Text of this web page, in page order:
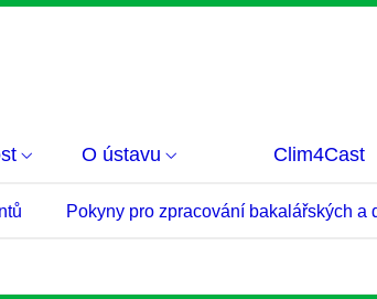
O ústavu Clim4Cast
Pokyny pro zpracování bakalářských a